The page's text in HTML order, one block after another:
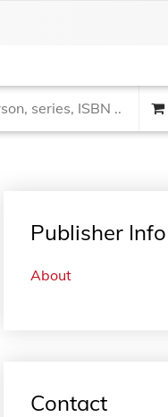
Publisher Info
About
Contact